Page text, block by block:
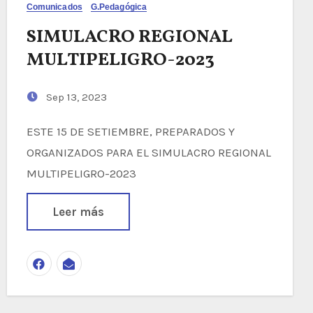
Comunicados G.Pedagógica
SIMULACRO REGIONAL
MULTIPELIGRO-2023
Sep 13, 2023
ESTE 15 DE SETIEMBRE, PREPARADOS Y
ORGANIZADOS PARA EL SIMULACRO REGIONAL
MULTIPELIGRO-2023
Leer más